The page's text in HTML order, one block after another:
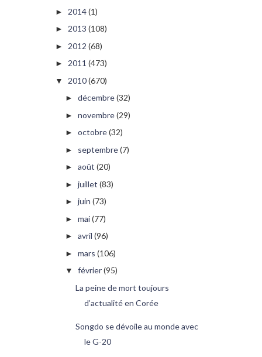
► 2014(1)
► 2013 (108)
► 2012 (68)
► 2011 (473)
▼ 2010(670)
► décembre(32)
► novembre(29)
► octobre(32)
► septembre(7)
► août (20)
► juillet (83)
► juin (73)
► mai(77)
► avril (96)
► mars (106)
▼ février(95)
La peine de mort toujours
d’actualité en Corée
Songdo se dévoile au monde avec
le G-20